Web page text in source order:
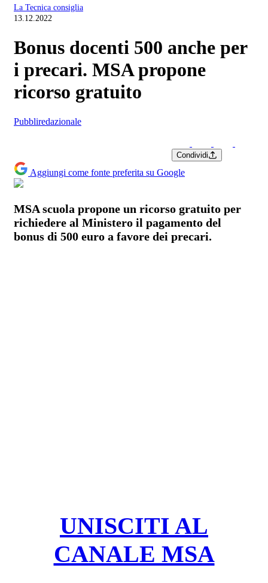
La Tecnica consiglia
13.12.2022
Bonus docenti 500 anche per
i precari. MSA propone
ricorso gratuito
Pubbliredazionale
Condividi
Aggiungi come fonte preferita su Google
MSA scuola propone un ricorso gratuito per
richiedere al Ministero il pagamento del
bonus di 500 euro a favore dei precari.
UNISCITI AL
CANALE MSA